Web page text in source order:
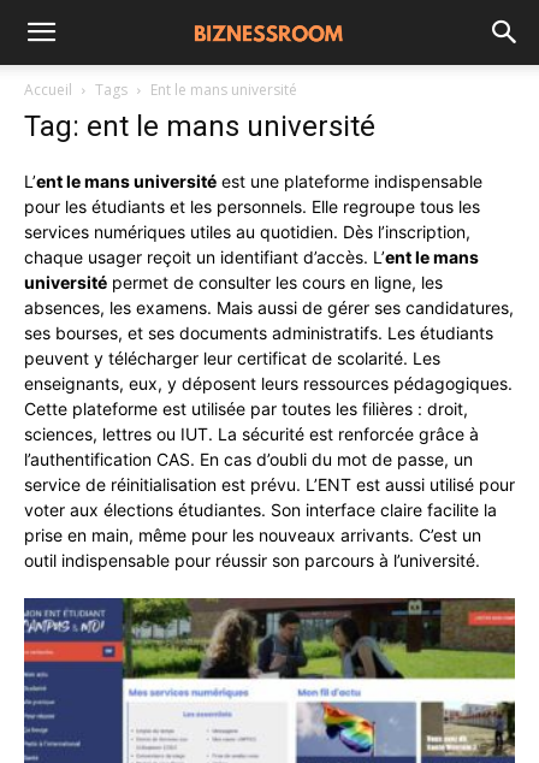
Accueil Tags Ent le mans université
Tag: ent le mans université
L’ent le mans université est une plateforme indispensable
pour les étudiants et les personnels. Elle regroupe tous les
services numériques utiles au quotidien. Dès l’inscription,
chaque usager reçoit un identifiant d’accès. L’ent le mans
université permet de consulter les cours en ligne, les
absences, les examens. Mais aussi de gérer ses candidatures,
ses bourses, et ses documents administratifs. Les étudiants
peuvent y télécharger leur certificat de scolarité. Les
enseignants, eux, y déposent leurs ressources pédagogiques.
Cette plateforme est utilisée par toutes les filières : droit,
sciences, lettres ou IUT. La sécurité est renforcée grâce à
l’authentification CAS. En cas d’oubli du mot de passe, un
service de réinitialisation est prévu. L’ENT est aussi utilisé pour
voter aux élections étudiantes. Son interface claire facilite la
prise en main, même pour les nouveaux arrivants. C’est un
outil indispensable pour réussir son parcours à l’université.